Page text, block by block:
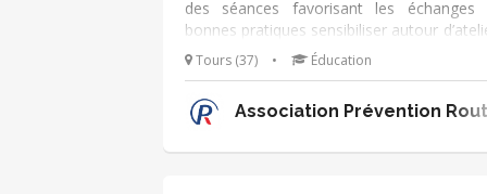
des séances favorisant les échanges
bonnes pratiques sensibiliser autour
interactifs et de simulation aider les senior
actualiser leurs connaissances en matière
sécurité routière rassurer les senior
leur capacité de déplacement faire
Tours (37) • Éducation
Association Prévention